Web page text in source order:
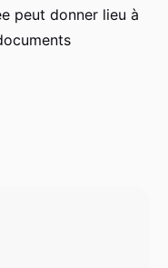
peut donner lieu à